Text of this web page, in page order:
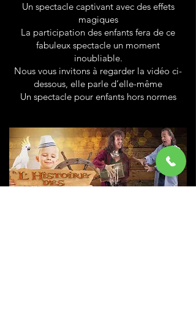
Un spectacle captivant avec des effets
magiques
La participation des enfants fera de ce
fabuleux spectacle un moment
inoubliable.
Nous vous invitons à regarder la vidéo ci-
dessous, elle parle d’elle-même
Un spectacle pour enfants hors normes